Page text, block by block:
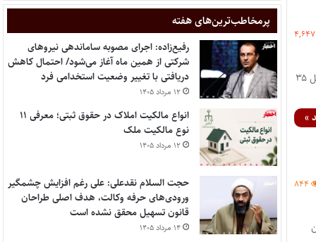
۴,۶۴۷
پایگاه خبری اختبار- اسامی پذیرفته شدگان کانون وکلای همدان در آزمون وکالت ۹۹ اعلام شد. این اسامی شامل ۳۵
»
۸۴۴
پر‌مخاطب‌ترین‌های هفته
رفیع‌زاده: اجرای مصوبه ساماندهی نیروهای
شرکتی از همین ماه آغاز می‌شود/ احتمال کاهش
دریافتی با تغییر وضعیت استخدامی فرد
۱۲ مرداد ۱۴۰۵
انواع مالکیت املاک در حقوق ثبتی؛ معرفی ۱۱
نوع مالکیت ملک
۱۲ مرداد ۱۴۰۵
حجت السلام نقدعلی: علی رغم افزایش چشمگیر
ورودی‌های حرفه وکالت، هدف اصلی طراحان
قانون تسهیل محقق نشده است
۱۴ مرداد ۱۴۰۵